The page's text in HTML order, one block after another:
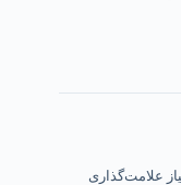
علامت‌گذاری